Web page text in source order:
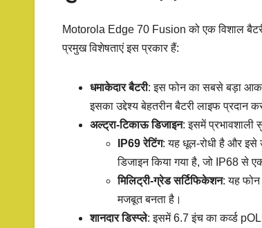
Motorola Edge 70 Fusion को एक विशाल
प्रमुख विशेषताएं इस प्रकार हैं:
धमाकेदार बैटरी: इस फोन का सबसे बड़ा
इसका उद्देश्य बेहतरीन बैटरी लाइफ प्रदान
अल्ट्रा-टिकाऊ डिजाइन: इसमें प्रभावशाली
IP69 रेटिंग: यह धूल-रोधी है और इसे
डिजाइन किया गया है, जो IP68 से
मिलिट्री-ग्रेड सर्टिफिकेशन: यह
मजबूत बनता है।
शानदार डिस्प्ले: इसमें 6.7 इंच का कर्व्ड